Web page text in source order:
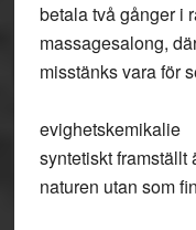
betala två gånger i
massagesalong,
misstänks vara för
evighetskemikalie
syntetiskt framställt
naturen utan som